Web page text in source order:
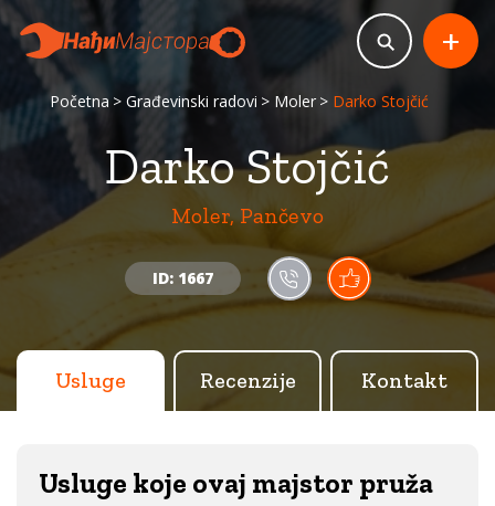
Početna Građevinski radovi Moler Darko Stojčić
Darko Stojčić
Moler, Pančevo
ID: 1667
+
Usluge Recenzije Kontakt
Usluge koje ovaj majstor pruža